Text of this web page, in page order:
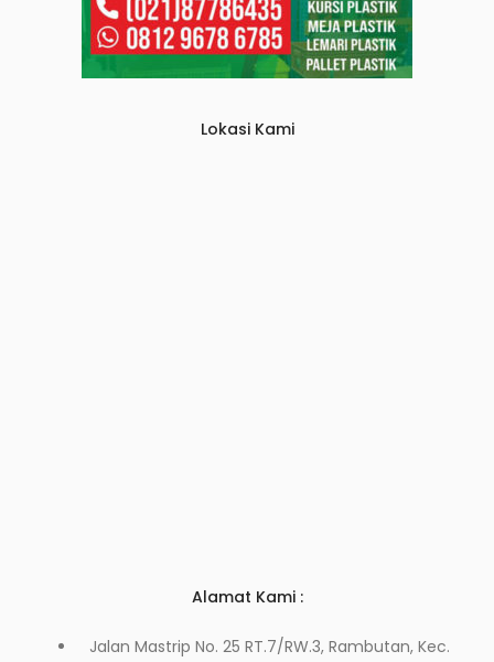
Lokasi Kami
Alamat Kami :
Jalan Mastrip No. 25 RT.7/RW.3, Rambutan, Kec.